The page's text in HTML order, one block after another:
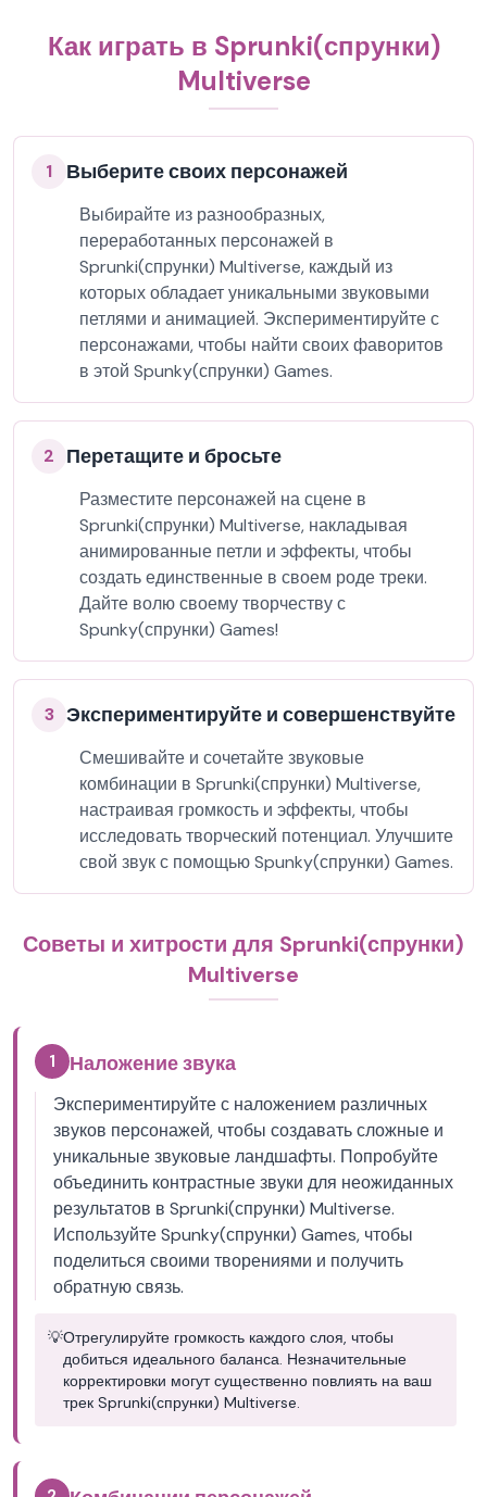
Как играть в Sprunki(спрунки)
Multiverse
1 Выберите своих персонажей
Выбирайте из разнообразных,
переработанных персонажей в
Sprunki(спрунки) Multiverse, каждый из
которых обладает уникальными звуковыми
петлями и анимацией. Экспериментируйте с
персонажами, чтобы найти своих фаворитов
в этой Spunky(спрунки) Games.
2 Перетащите и бросьте
Разместите персонажей на сцене в
Sprunki(спрунки) Multiverse, накладывая
анимированные петли и эффекты, чтобы
создать единственные в своем роде треки.
Дайте волю своему творчеству с
Spunky(спрунки) Games!
3 Экспериментируйте и совершенствуйте
Смешивайте и сочетайте звуковые
комбинации в Sprunki(спрунки) Multiverse,
настраивая громкость и эффекты, чтобы
исследовать творческий потенциал. Улучшите
свой звук с помощью Spunky(спрунки) Games.
Советы и хитрости для Sprunki(спрунки)
Multiverse
1 Наложение звука
Экспериментируйте с наложением различных
звуков персонажей, чтобы создавать сложные и
уникальные звуковые ландшафты. Попробуйте
объединить контрастные звуки для неожиданных
результатов в Sprunki(спрунки) Multiverse.
Используйте Spunky(спрунки) Games, чтобы
поделиться своими творениями и получить
обратную связь.
💡Отрегулируйте громкость каждого слоя, чтобы
добиться идеального баланса. Незначительные
корректировки могут существенно повлиять на ваш
трек Sprunki(спрунки) Multiverse.